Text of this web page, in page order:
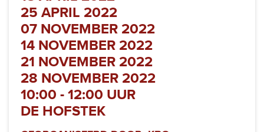
25 APRIL 2022
07 NOVEMBER 2022
14 NOVEMBER 2022
21 NOVEMBER 2022
28 NOVEMBER 2022
10:00 - 12:00 UUR
DE HOFSTEK